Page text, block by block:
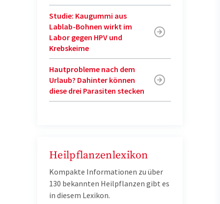
Studie: Kaugummi aus
Lablab-Bohnen wirkt im
Labor gegen HPV und
Krebskeime
Hautprobleme nach dem
Urlaub? Dahinter können
diese drei Parasiten stecken
Heilpflanzenlexikon
Kompakte Informationen zu über
130 bekannten Heilpflanzen gibt es
in diesem Lexikon.